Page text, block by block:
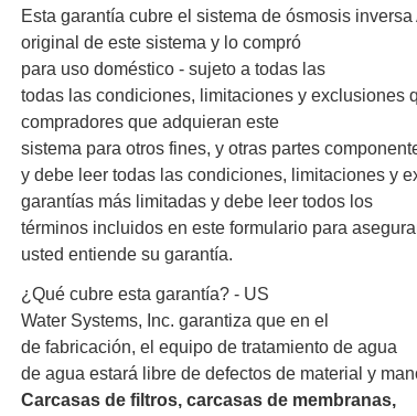
Esta garantía cubre el sistema de ósmosis
original de este sistema y lo compró
para uso doméstico - sujeto a todas las
todas las condiciones, limitaciones y exclusiones
compradores que adquieran este
sistema para otros fines, y otras partes
y debe leer todas las condiciones, limitaciones y
garantías más limitadas y debe leer todos los
términos incluidos en este formulario para
usted entiende su garantía.
¿Qué cubre esta garantía? - US
Water Systems, Inc. garantiza que en el
de fabricación, el equipo de tratamiento de agua
de agua estará libre de defectos de material y
Carcasas de filtros, carcasas de membranas,